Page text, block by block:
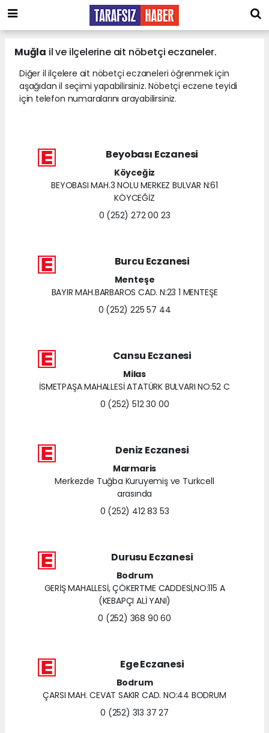
Muğla il ve ilçelerine ait nöbetçi eczaneler.
Diğer il ilçelere ait nöbetçi eczaneleri öğrenmek için
aşağıdan il seçimi yapabilirsiniz. Nöbetçi eczene teyidi
için telefon numaralarını arayabilirsiniz.
Beyobası Eczanesi
Köyceğiz
BEYOBASI MAH.3 NOLU MERKEZ BULVAR N:61
KÖYCEĞİZ
0 (252) 272 00 23
Burcu Eczanesi
Menteşe
BAYIR MAH.BARBAROS CAD. N:23 1 MENTEŞE
0 (252) 225 57 44
Cansu Eczanesi
Milas
İSMETPAŞA MAHALLESİ ATATÜRK BULVARI NO:52 C
0 (252) 512 30 00
Deniz Eczanesi
Marmaris
Merkezde Tuğba Kuruyemiş ve Turkcell
arasında
0 (252) 412 83 53
Durusu Eczanesi
Bodrum
GERİŞ MAHALLESİ, ÇÖKERTME CADDESİ,NO:115 A
(KEBAPÇI ALİ YANI)
0 (252) 368 90 60
Ege Eczanesi
Bodrum
ÇARSI MAH. CEVAT SAKIR CAD. NO:44 BODRUM
0 (252) 313 37 27